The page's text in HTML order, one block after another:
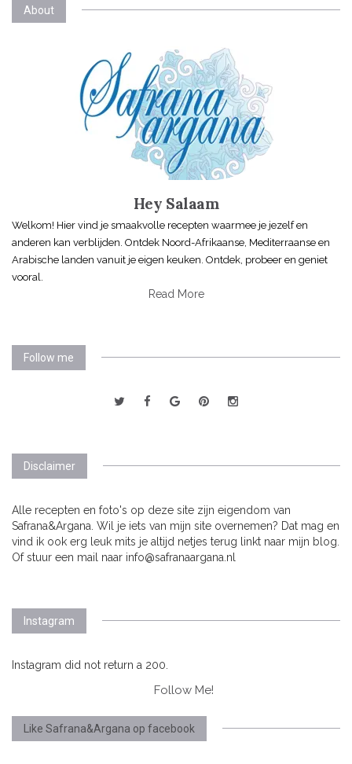
About
Hey Salaam
Welkom! Hier vind je smaakvolle recepten waarmee je jezelf en
anderen kan verblijden. Ontdek Noord-Afrikaanse, Mediterraanse en
Arabische landen vanuit je eigen keuken. Ontdek, probeer en geniet
vooral.
Read More
Follow me
Disclaimer
Alle recepten en foto's op deze site zijn eigendom van
Safrana&Argana. Wil je iets van mijn site overnemen? Dat mag en
vind ik ook erg leuk mits je altijd netjes terug linkt naar mijn blog.
Of stuur een mail naar info@safranaargana.nl
Instagram
Instagram did not return a 200.
Follow Me!
Like Safrana&Argana op facebook